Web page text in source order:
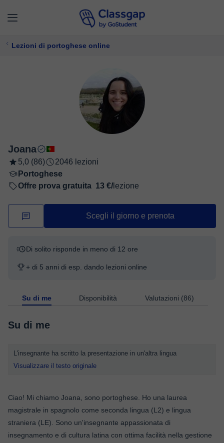
Lezioni di portoghese online
Joana
5,0 (86)
2046 lezioni
Portoghese
Offre prova gratuita 13 €/ lezione
Scegli il giorno e prenota
Di solito risponde in meno di 12 ore
+ di 5 anni di esp. dando lezioni online
Su di me Disponibilità Valutazioni (86)
Su di me
L'insegnante ha scritto la presentazione in un'altra lingua
Visualizzare il testo originale
Ciao! Mi chiamo Joana, sono portoghese. Ho una laurea
magistrale in spagnolo come seconda lingua (L2) e lingua
straniera (LE). Sono un'insegnante appassionata di
insegnamento e di cultura latina con ottima facilità nella gestione